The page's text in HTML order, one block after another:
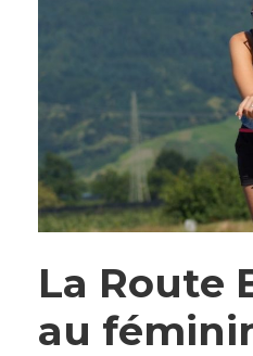
La Route
au